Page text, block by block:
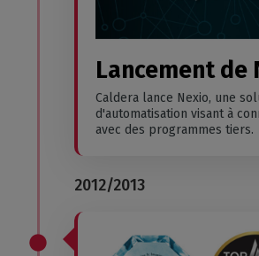
Lancement de
Caldera lance Nexio, une
d'automatisation visant à
avec des programmes tiers.
2012/2013